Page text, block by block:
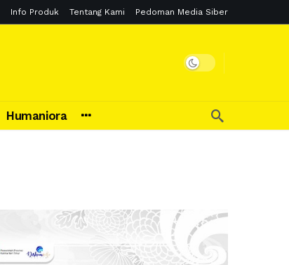
Info Produk Tentang Kami Pedoman Media Siber
Humaniora